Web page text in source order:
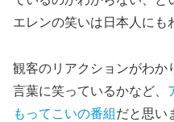
エレンの笑いは日本人にも
観客のリアクションがわか
言葉に笑っているかなど、
もってこいの番組だと思い